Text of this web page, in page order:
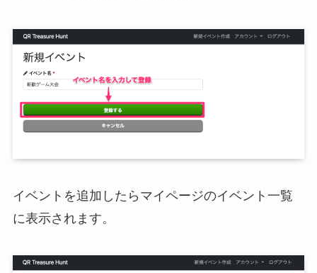
イベントを追加したらマイページのイベント一覧
に表示されます。